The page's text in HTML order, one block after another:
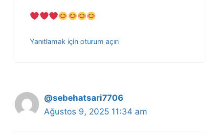
Yanıtlamak için oturum açın
@sebehatsari7706
Ağustos 9, 2025 11:34 am